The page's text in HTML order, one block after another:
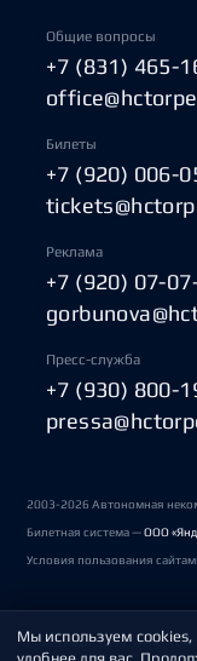
Общие вопросы
+7 (831) 465-
Билеты
+7 (920) 006-
Реклама
+7 (920) 07-
Пресс-служба
+7 (930) 800-
2003-2026 Автономная
Билетная система —ООО
Условия пользования
Политика обработки
Мы используем cookies,